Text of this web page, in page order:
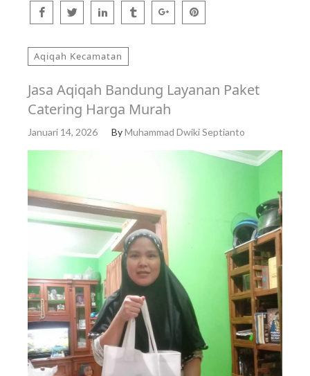
Aqiqah Kecamatan
Jasa Aqiqah Bandung Layanan Paket
Catering Harga Murah
Januari 14, 2026 ByMuhammad Dwiki Septianto